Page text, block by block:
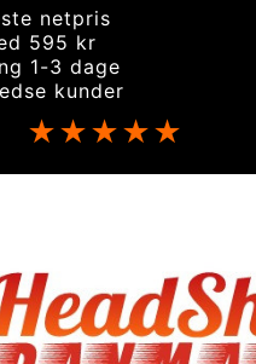
netpris
595 kr
1-3 dage
kunder
★★★★★